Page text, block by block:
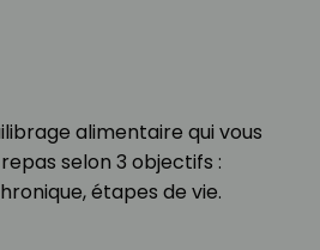
alimentaire qui vous
selon 3 objectifs :
étapes de vie.